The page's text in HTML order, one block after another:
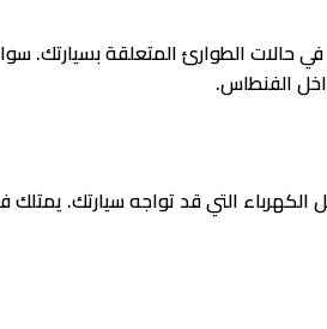
حالات الطوارئ المتعلقة
الفنطاس.
التي قد تواجه سيارتك.